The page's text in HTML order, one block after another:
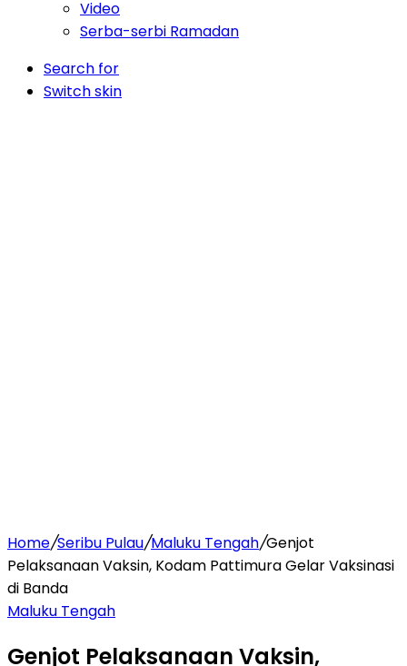
Video
Serba-serbi Ramadan
Search for
Switch skin
Home/Seribu Pulau/Maluku Tengah/Genjot
Pelaksanaan Vaksin, Kodam Pattimura Gelar Vaksinasi
di Banda
Maluku Tengah
Genjot Pelaksanaan Vaksin,